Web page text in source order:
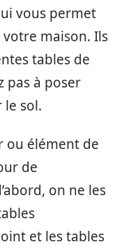
vous permet
maison. Ils
tables de
pas à poser
le sol.
ou élément de
de
on ne les
et les tables